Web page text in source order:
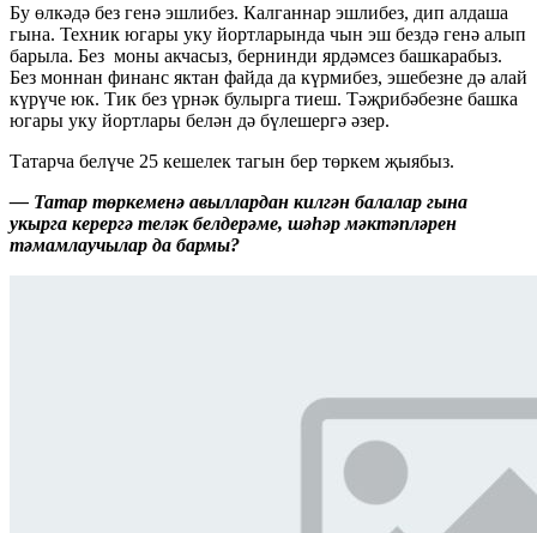
Бу өлкәдә без генә эшлибез. Калганнар эшлибез, дип алдаша
гына. Техник югары уку йортларында чын эш бездә генә алып
барыла. Без моны акчасыз, бернинди ярдәмсез башкарабыз.
Без моннан финанс яктан файда да күрмибез, эшебезне дә алай
күрүче юк. Тик без үрнәк булырга тиеш. Тәҗрибәбезне башка
югары уку йортлары белән дә бүлешергә әзер.
Татарча белүче 25 кешелек тагын бер төркем җыябыз.
— Татар төркеменә авыллардан килгән балалар гына
укырга керергә теләк белдерәме, шәһәр мәктәпләрен
тәмамлаучылар да бармы?